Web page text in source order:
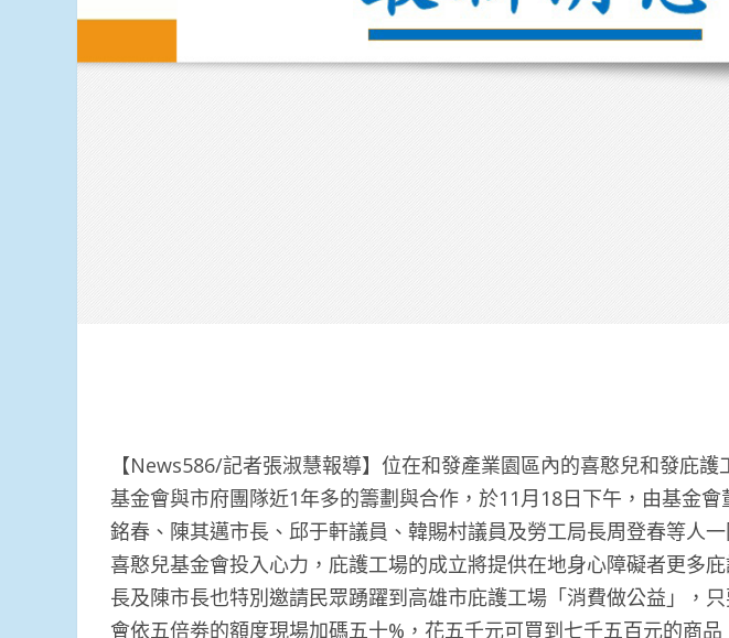
【News586/記者張淑慧報導】位在和發產業園區內的喜憨兒和發庇護
基金會與市府團隊近1年多的籌劃與合作，於11月18日下午，由基金
銘春、陳其邁市長、邱于軒議員、韓賜村議員及勞工局長周登春等人
喜憨兒基金會投入心力，庇護工場的成立將提供在地身心障礙者更多
長及陳市長也特別邀請民眾踴躍到高雄市庇護工場「消費做公益」，
會依五倍劵的額度現場加碼五十%，花五千元可買到七千五百元的商品